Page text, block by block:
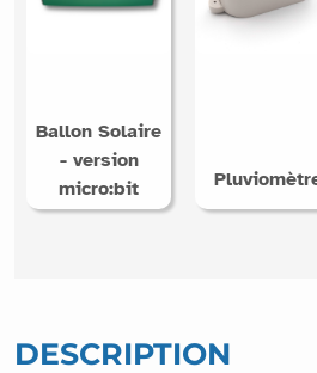
Ballon Solaire
- version
micro:bit
DESCRIPTION